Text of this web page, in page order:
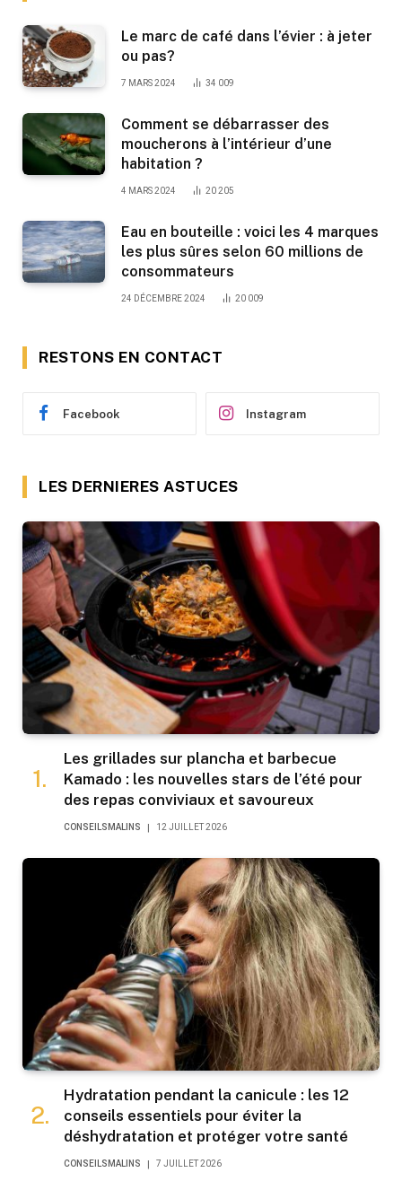
Le marc de café dans l’évier : à jeter
ou pas?
7 MARS 2024 34 009
Comment se débarrasser des
moucherons à l’intérieur d’une
habitation ?
4 MARS 2024 20 205
Eau en bouteille : voici les 4 marques
les plus sûres selon 60 millions de
consommateurs
24 DÉCEMBRE 2024 20 009
RESTONS EN CONTACT
Facebook Instagram
LES DERNIERES ASTUCES
Les grillades sur plancha et barbecue
Kamado : les nouvelles stars de l’été pour
des repas conviviaux et savoureux
CONSEILSMALINS 12 JUILLET 2026
Hydratation pendant la canicule : les 12
conseils essentiels pour éviter la
déshydratation et protéger votre santé
CONSEILSMALINS 7 JUILLET 2026